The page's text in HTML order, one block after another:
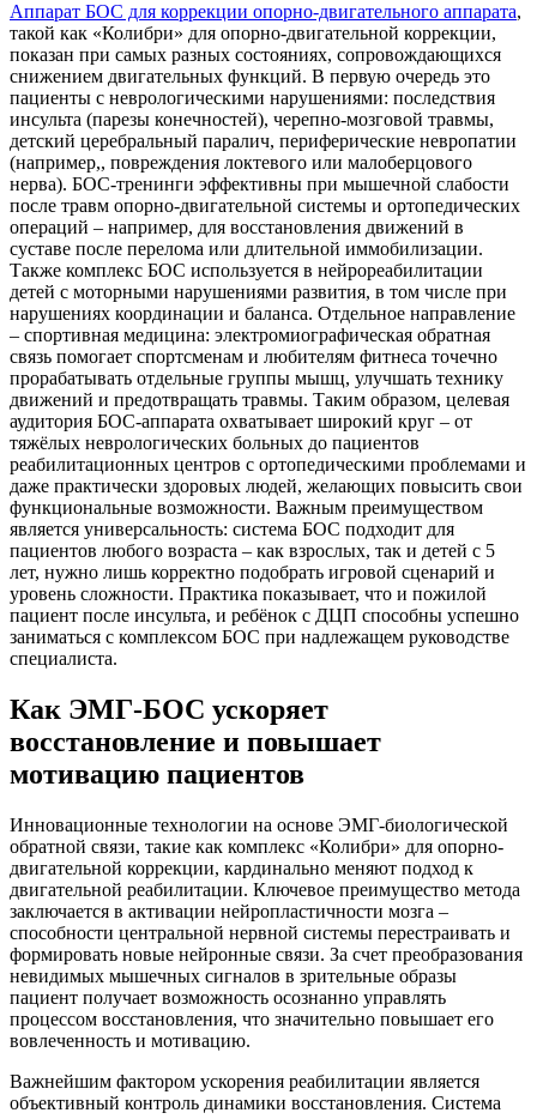
Аппарат БОС для коррекции опорно-двигательного аппарата,
такой как «Колибри» для опорно-двигательной коррекции,
показан при самых разных состояниях, сопровождающихся
снижением двигательных функций. В первую очередь это
пациенты с неврологическими нарушениями: последствия
инсульта (парезы конечностей), черепно-мозговой травмы,
детский церебральный паралич, периферические невропатии
(например,, повреждения локтевого или малоберцового
нерва). БОС-тренинги эффективны при мышечной слабости
после травм опорно-двигательной системы и ортопедических
операций – например, для восстановления движений в
суставе после перелома или длительной иммобилизации.
Также комплекс БОС используется в нейрореабилитации
детей с моторными нарушениями развития, в том числе при
нарушениях координации и баланса. Отдельное направление
– спортивная медицина: электромиографическая обратная
связь помогает спортсменам и любителям фитнеса точечно
прорабатывать отдельные группы мышц, улучшать технику
движений и предотвращать травмы. Таким образом, целевая
аудитория БОС-аппарата охватывает широкий круг – от
тяжёлых неврологических больных до пациентов
реабилитационных центров с ортопедическими проблемами и
даже практически здоровых людей, желающих повысить свои
функциональные возможности. Важным преимуществом
является универсальность: система БОС подходит для
пациентов любого возраста – как взрослых, так и детей с 5
лет, нужно лишь корректно подобрать игровой сценарий и
уровень сложности. Практика показывает, что и пожилой
пациент после инсульта, и ребёнок с ДЦП способны успешно
заниматься с комплексом БОС при надлежащем руководстве
специалиста.
Как ЭМГ-БОС ускоряет
восстановление и повышает
мотивацию пациентов
Инновационные технологии на основе ЭМГ-биологической
обратной связи, такие как комплекс «Колибри» для опорно-
двигательной коррекции, кардинально меняют подход к
двигательной реабилитации. Ключевое преимущество метода
заключается в активации нейропластичности мозга –
способности центральной нервной системы перестраивать и
формировать новые нейронные связи. За счет преобразования
невидимых мышечных сигналов в зрительные образы
пациент получает возможность осознанно управлять
процессом восстановления, что значительно повышает его
вовлеченность и мотивацию.
Важнейшим фактором ускорения реабилитации является
объективный контроль динамики восстановления. Система